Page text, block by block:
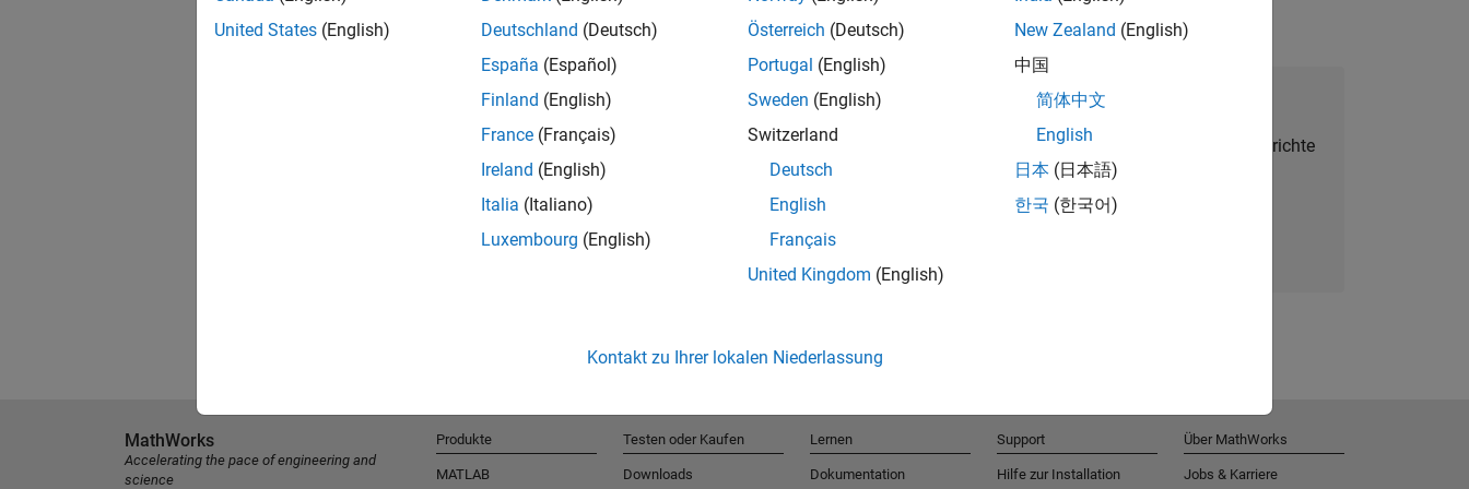
Talent Network beitreten
Erhalten Sie personalisierte Stellenangebote, Berichte
und Unternehmensneuigkeiten.
United States (English)
Deutschland (Deutsch)
España (Español)
Finland (English)
France (Français)
Ireland (English)
Italia (Italiano)
Luxembourg (English)
Österreich (Deutsch)
Portugal (English)
Sweden (English)
Switzerland
Deutsch
English
Français
United Kingdom (English)
New Zealand (English)
中国
简体中文
English
日本 (日本語)
한국 (한국어)
Kontakt zu Ihrer lokalen Niederlassung
MathWorks
Accelerating the pace of engineering and
science
Produkte
MATLAB
Testen oder Kaufen
Downloads
Lernen
Dokumentation
Support
Hilfe zur Installation
Über MathWorks
Jobs & Karriere